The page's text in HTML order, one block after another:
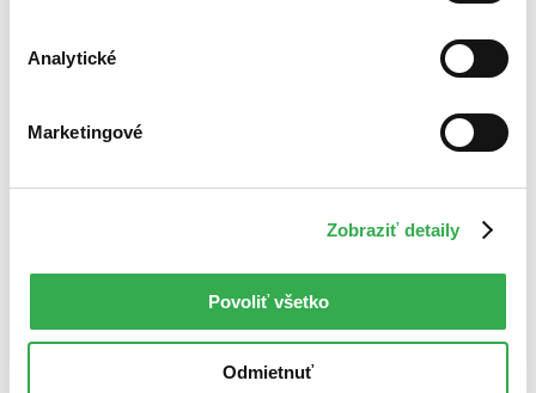
Analytické
Marketingové
Zobraziť detaily
Povoliť všetko
Odmietnuť